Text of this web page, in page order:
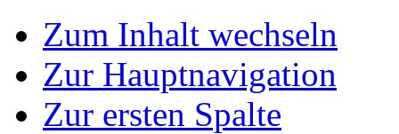
Zum Inhalt wechseln
Zur Hauptnavigation
Zur ersten Spalte